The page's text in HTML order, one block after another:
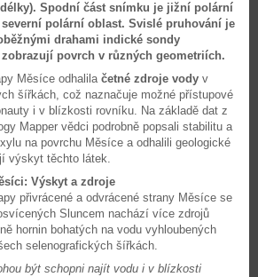
Spodní část snímku je jižní polární
polární oblast. Svislé pruhování je
drahami indické sondy
zobrazují povrch v různých geometriích.
Měsíce odhalila četné zdroje vody v
šířkách, což naznačuje možné přístupové
i v blízkosti rovníku. Na základě dat z
Mapper vědci podrobně popsali stabilitu a
na povrchu Měsíce a odhalili geologické
výskyt těchto látek.
Výskyt a zdroje
přivrácené a odvrácené strany Měsíce se
Sluncem nachází více zdrojů
hornin bohatých na vodu vyhloubených
selenografických šířkách.
být schopni najít vodu i v blízkosti